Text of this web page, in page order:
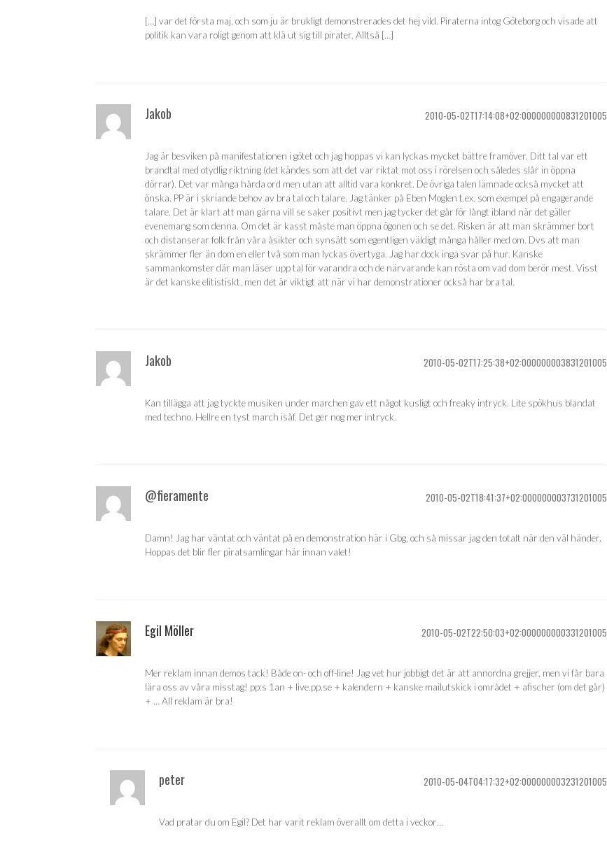
[…] var det första maj, och som ju är brukligt demonstrerades det hej vild. Piraterna intog Göteborg och visade att
politik kan vara roligt genom att klä ut sig till pirater. Alltså […]
Jakob 2010-05-02T17:14:08+02:000000000831201005
Jag är besviken på manifestationen i götet och jag hoppas vi kan lyckas mycket bättre framöver. Ditt tal var ett
brandtal med otydlig riktning (det kändes som att det var riktat mot oss i rörelsen och således slår in öppna
dörrar). Det var många hårda ord men utan att alltid vara konkret. De övriga talen lämnade också mycket att
önska. PP är i skriande behov av bra tal och talare. Jag tänker på Eben Moglen t.ex. som exempel på engagerande
talare. Det är klart att man gärna vill se saker positivt men jag tycker det går för långt ibland när det gäller
evenemang som denna. Om det är kasst måste man öppna ögonen och se det. Risken är att man skrämmer bort
och distanserar folk från våra åsikter och synsätt som egentligen väldigt många håller med om. Dvs att man
skrämmer fler än dom en eller två som man lyckas övertyga. Jag har dock inga svar på hur. Kanske
sammankomster där man läser upp tal för varandra och de närvarande kan rösta om vad dom berör mest. Visst
är det kanske elitistiskt, men det är viktigt att när vi har demonstrationer också har bra tal.
Jakob 2010-05-02T17:25:38+02:000000003831201005
Kan tillägga att jag tyckte musiken under marchen gav ett något kusligt och freaky intryck. Lite spökhus blandat
med techno. Hellre en tyst march isåf. Det ger nog mer intryck.
@fieramente 2010-05-02T18:41:37+02:000000003731201005
Damn! Jag har väntat och väntat på en demonstration här i Gbg, och så missar jag den totalt när den väl händer.
Hoppas det blir fler piratsamlingar här innan valet!
Egil Möller 2010-05-02T22:50:03+02:000000000331201005
Mer reklam innan demos tack! Både on- och off-line! Jag vet hur jobbigt det är att annordna grejjer, men vi får bara
lära oss av våra misstag! pp:s 1an + live.pp.se + kalendern + kanske mailutskick i området + afischer (om det går)
+ … All reklam är bra!
peter 2010-05-04T04:17:32+02:000000003231201005
Vad pratar du om Egil? Det har varit reklam överallt om detta i veckor…